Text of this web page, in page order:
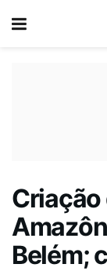
Criação
Belém;